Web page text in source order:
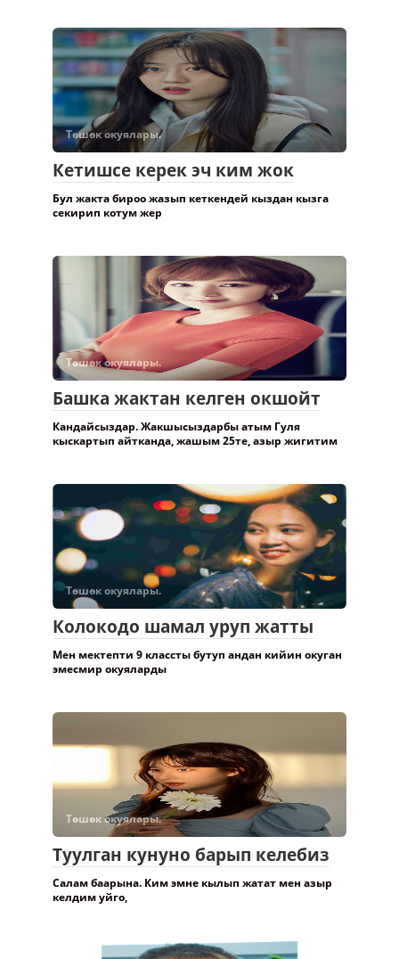
Төшөк окуялары.
Кетишсе керек эч ким жок
Бул жакта бироо жазып кеткендей кыздан кызга
секирип котум жер
Төшөк окуялары.
Башка жактан келген окшойт
Кандайсыздар. Жакшысыздарбы атым Гуля
кыскартып айтканда, жашым 25те, азыр жигитим
Төшөк окуялары.
Колокодо шамал уруп жатты
Мен мектепти 9 классты бутуп андан кийин окуган
эмесмир окуяларды
Төшөк окуялары.
Туулган кунуно барып келебиз
Салам баарына. Ким эмне кылып жатат мен азыр
келдим уйго,